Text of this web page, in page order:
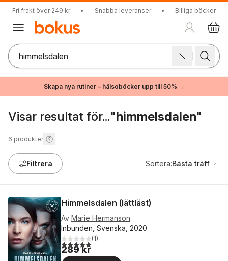
Fri frakt över 249 kr • Snabba leveranser • Billiga böcker
Skapa nya rutiner – hälsoböcker upp till 50% →
Visar resultat för..."himmelsdalen"
6 produkter
Filtrera Sortera:Bästa träff
Himmelsdalen (lättläst)
Av Marie Hermanson
Inbunden, Svenska, 2020
5,0utav 5 stjärnor. Totalt antal röster:
(1)
289 kr